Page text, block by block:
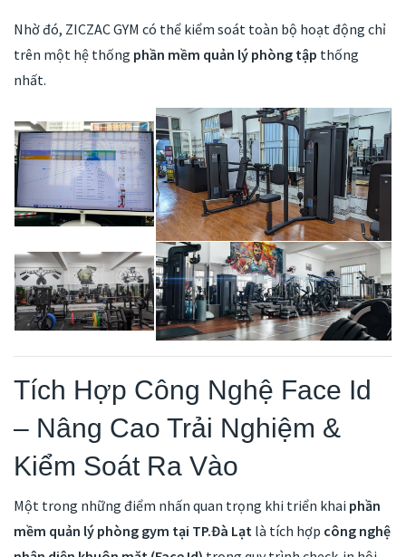
Nhờ đó, ZICZAC GYM có thể kiểm soát toàn bộ hoạt động chỉ
trên một hệ thống phần mềm quản lý phòng tập thống
nhất.
Tích Hợp Công Nghệ Face Id
– Nâng Cao Trải Nghiệm &
Kiểm Soát Ra Vào
Một trong những điểm nhấn quan trọng khi triển khai phần
mềm quản lý phòng gym tại TP.Đà Lạt là tích hợp công nghệ